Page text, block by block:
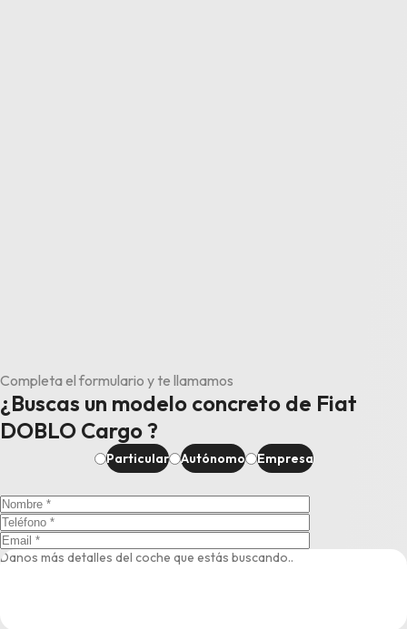
Completa el formulario y te llamamos
¿Buscas un modelo concreto de Fiat
DOBLO Cargo ?
Particular Autónomo Empresa